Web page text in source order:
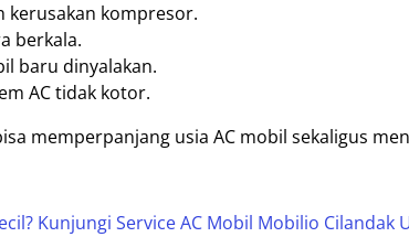
kerusakan kompresor.
berkala.
baru dinyalakan.
AC tidak kotor.
memperpanjang usia AC mobil sekaligus
Kunjungi Service AC Mobil Mobilio Cilandak